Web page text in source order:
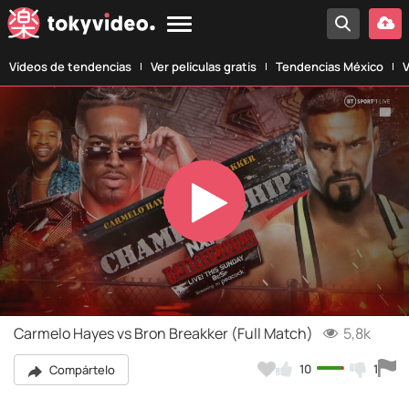
Vídeos de tendencias Ver películas gratis Tendencias México
Play
Video
Carmelo Hayes vs Bron Breakker (Full Match) 5,8k
Compártelo 10 1